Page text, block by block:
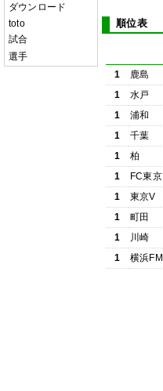
ダウンロード
toto
試合
選手
順位表
1 鹿島
1
水戸
1
浦和
1
千葉
1
柏
1
FC東京
1
東京V
1
町田
1
川崎
1
横浜FM